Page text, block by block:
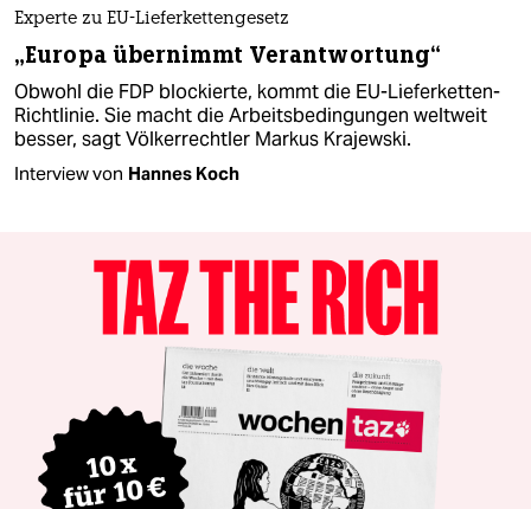
Experte zu EU-Lieferkettengesetz
„Europa übernimmt Verantwortung“
Obwohl die FDP blockierte, kommt die EU-Lieferketten-
Richtlinie. Sie macht die Arbeitsbedingungen weltweit
besser, sagt Völkerrechtler Markus Krajewski.
Interview von Hannes Koch